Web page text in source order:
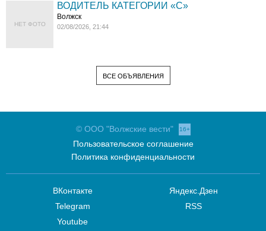
НЕТ ФОТО
ВОДИТЕЛЬ КАТЕГОРИИ «C»
Волжск
02/08/2026, 21:44
ВСЕ ОБЪЯВЛЕНИЯ
© ООО "Волжские вести" 16+
Пользовательское соглашение
Политика конфиденциальности
ВКонтакте
Telegram
Youtube
Яндекс.Дзен
RSS